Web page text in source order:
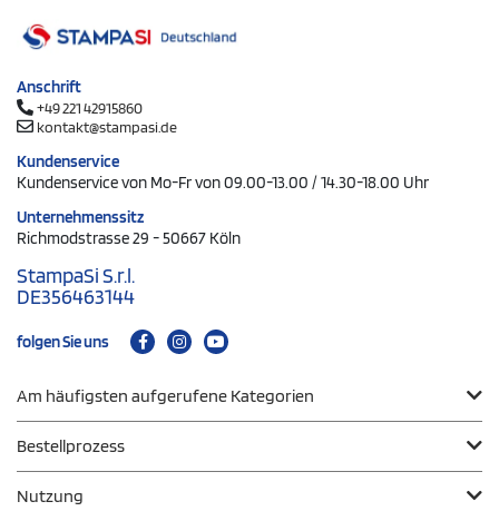
Anschrift
+49 221 42915860
kontakt@stampasi.de
Kundenservice
Kundenservice von Mo-Fr von 09.00-13.00 / 14.30-18.00 Uhr
Unternehmenssitz
Richmodstrasse 29 - 50667 Köln
StampaSi S.r.l.
DE356463144
folgen Sie uns
Am häufigsten aufgerufene Kategorien
Bestellprozess
Nutzung